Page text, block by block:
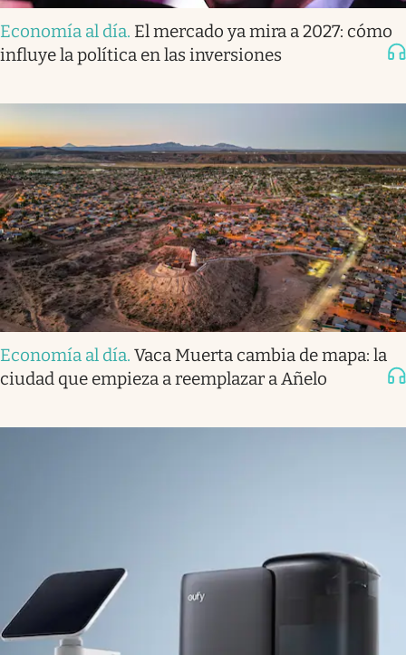
Economía al día. El mercado ya mira a 2027: cómo
influye la política en las inversiones
Economía al día. Vaca Muerta cambia de mapa: la
ciudad que empieza a reemplazar a Añelo